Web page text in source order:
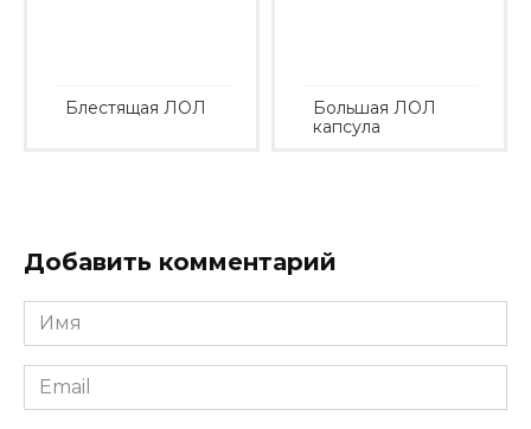
Блестящая ЛОЛ
Большая ЛОЛ
капсула
Добавить комментарий
Имя
*
Email
*